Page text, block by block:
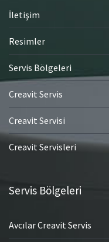
İletişim
Resimler
Servis Bölgeleri
Creavit Servis
Creavit Servisi
Creavit Servisleri
Servis Bölgeleri
Avcılar Creavit Servis